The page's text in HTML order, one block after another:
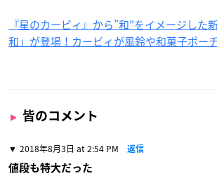
『星のカービィ』から”和”をイメージした
和」が登場！カービィが風鈴や和菓子ポー
皆のコメント
2018年8月3日 at 2:54 PM 返信
値段も特大だった